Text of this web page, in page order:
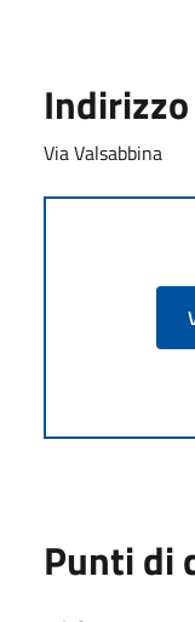
Indirizzo
Via Valsabbina
Punti di